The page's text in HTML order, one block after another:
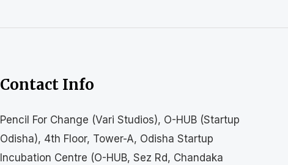
Contact Info
Pencil For Change (Vari Studios), O-HUB (Startup
Odisha), 4th Floor, Tower-A, Odisha Startup
Incubation Centre (O-HUB, Sez Rd, Chandaka